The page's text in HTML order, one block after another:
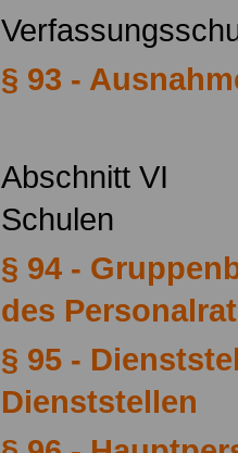
§ 93 -
Abschnitt VI
Schulen
§ 94 -
des
§ 95 -
Dienststellen